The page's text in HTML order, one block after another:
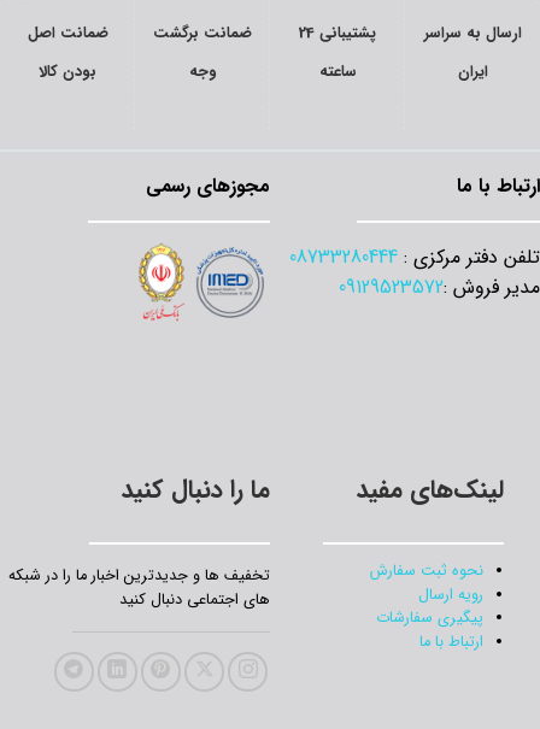
ارسال به سراسر
ایران
پشتیبانی 24
ساعته
ضمانت برگشت
وجه
ضمانت اصل
بودن کالا
ارتباط با ما
تلفن دفتر مرکزی : 08733280444
مدیر فروش :09129523572
مجوزهای رسمی
لینک‌های مفید
نحوه ثبت سفارش
رویه ارسال
پیگیری سفارشات
ارتباط با ما
ما را دنبال کنید
تخفیف‌ ها و جدیدترین‌ اخبار ما را در شبکه
های اجتماعی دنبال کنید